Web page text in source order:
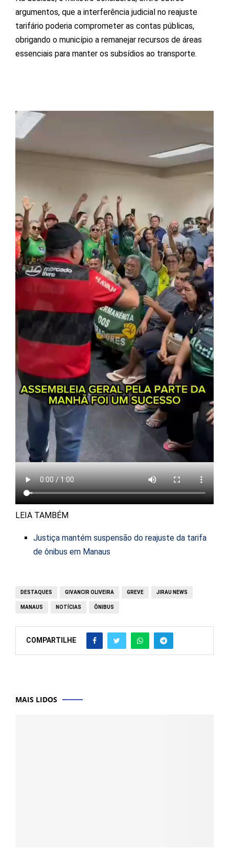
argumentos, que a interferência judicial no reajuste
tarifário poderia comprometer as contas públicas,
obrigando o município a remanejar recursos de áreas
essenciais para manter os subsídios ao transporte.
LEIA TAMBÉM
Justiça mantém suspensão do reajuste da tarifa
de ônibus em Manaus
DESTAQUES GIVANCIR OLIVEIRA GREVE JIRAU NEWS
MANAUS NOTÍCIAS ÔNIBUS
COMPARTILHE
MAIS LIDOS